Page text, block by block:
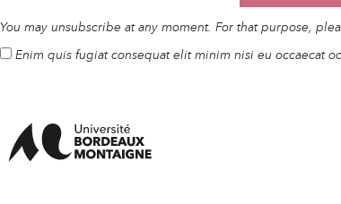
You may unsubscribe at any moment. For that purpose,
Enim quis fugiat consequat elit minim nisi eu occaecat